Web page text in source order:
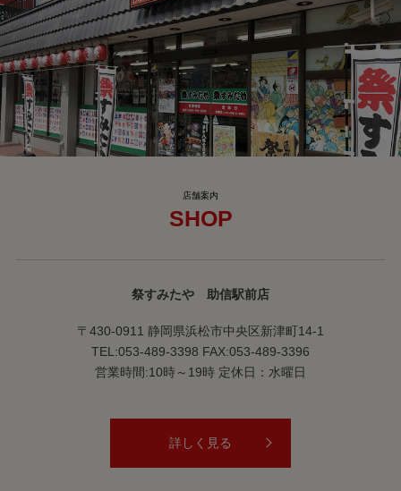
SHOP
祭すみたや 助信駅前店
〒430-0911 静岡県浜松市中央区新津町14-1
TEL:053-489-3398 FAX:053-489-3396
営業時間:10時～19時 定休日：水曜日
詳しく見る